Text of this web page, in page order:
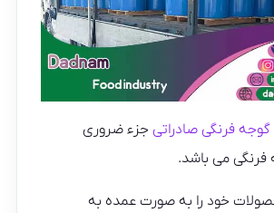
فرنگی صادراتی جزء ضروری
می باشد.
خود را به صورت عمده به